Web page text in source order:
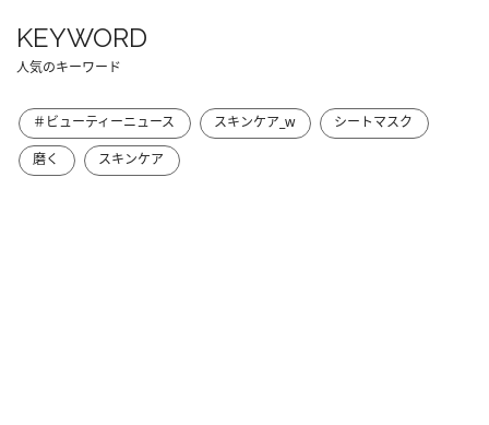
KEYWORD
人気のキーワード
＃ビューティーニュース スキンケア_w
シートマスク
磨く
スキンケア